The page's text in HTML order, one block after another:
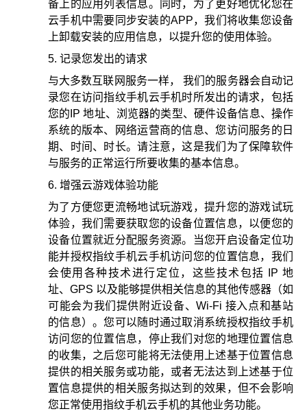
备上的应用列表信息。同时，为了更好地优化您在
云手机中需要同步安装的APP，我们将收集您设备
上卸载安装的应用信息，以提升您的使用体验。
记录您发出的请求
与大多数互联网服务一样， 我们的服务器会自动记
录您在访问指纹手机云手机时所发出的请求，包括
您的IP 地址、浏览器的类型、硬件设备信息、操作
系统的版本、网络运营商的信息、您访问服务的日
期、时间、时长。请注意，这是我们为了保障软件
与服务的正常运行所要收集的基本信息。
增强云游戏体验功能
为了方便您更流畅地试玩游戏，提升您的游戏试玩
体验，我们需要获取您的设备位置信息，以便您的
设备位置就近分配服务资源。当您开启设备定位功
能并授权指纹手机云手机访问您的位置信息，我们
会使用各种技术进行定位，这些技术包括 IP 地
址、GPS 以及能够提供相关信息的其他传感器（如
可能会为我们提供附近设备、Wi-Fi 接入点和基站
的信息）。您可以随时通过取消系统授权指纹手机
访问您的位置信息，停止我们对您的地理位置信息
的收集，之后您可能将无法使用上述基于位置信息
提供的相关服务或功能，或者无法达到上述基于位
置信息提供的相关服务拟达到的效果，但不会影响
您正常使用指纹手机云手机的其他业务功能。